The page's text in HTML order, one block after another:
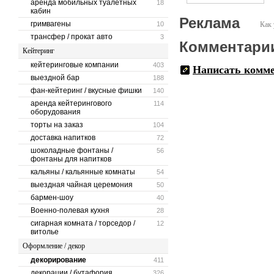
18
аренда мобильных туалетных
кабин
10
гримвагены
3
трансфер / прокат авто
Кейтеринг
403
кейтеринговые компании
188
выездной бар
140
фан-кейтеринг / вкусные фишки
114
аренда кейтерингового
оборудования
104
торты на заказ
72
доставка напитков
56
шоколадные фонтаны /
фонтаны для напитков
54
кальяны / кальянные комнаты
50
выездная чайная церемония
40
бармен-шоу
28
Военно-полевая кухня
12
сигарная комната / торседор /
витолье
Оформление / декор
411
декорирование
Как
Реклама
Написать